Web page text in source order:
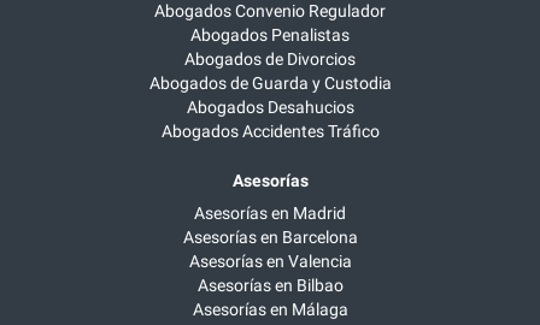
Abogados Convenio Regulador
Abogados Penalistas
Abogados de Divorcios
Abogados de Guarda y Custodia
Abogados Desahucios
Abogados Accidentes Tráfico
Asesorías
Asesorías en Madrid
Asesorías en Barcelona
Asesorías en Valencia
Asesorías en Bilbao
Asesorías en Málaga